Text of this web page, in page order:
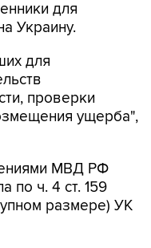
для
Украину.
для
проверки
ущерба",
МВД РФ
по ч. 4 ст. 159
размере) УК